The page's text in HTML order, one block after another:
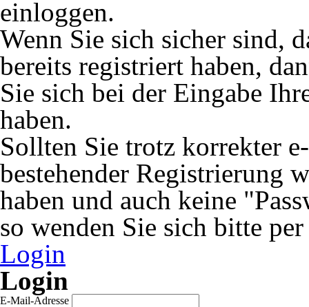
einloggen.
Wenn Sie sich sicher sind,
bereits registriert haben,
Sie sich bei der Eingabe
haben.
Sollten Sie trotz korrekter
bestehender Registrierung
haben und auch keine
so wenden Sie sich bitte
Login
Login
E-Mail-Adresse